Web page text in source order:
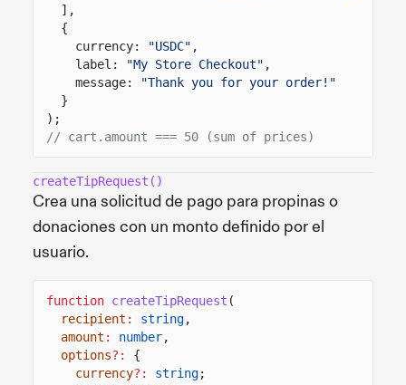
],
{
currency:
"USDC" ,
label:
"My Store Checkout" ,
message:
"Thank you for your order!"
}
);
// cart.amount === 50 (sum of prices)
createTipRequest()
Crea una solicitud de pago para propinas o
donaciones con un monto definido por el
usuario.
function createTipRequest (
recipient : string,
amount : number,
options?:
{
currency?: string;